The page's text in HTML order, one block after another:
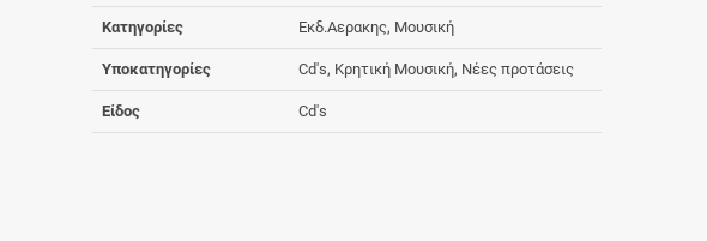
Κατηγορίες Εκδ.Αερακης, Μουσική
Υποκατηγορίες Cd's, Κρητική Μουσική, Νέες προτάσεις
Είδος Cd's